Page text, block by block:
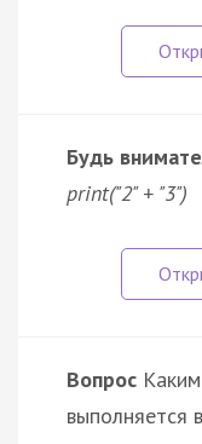
Будь
print("2" + "3")
Вопрос
выполняется